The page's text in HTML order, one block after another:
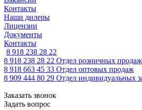
Контакты
Наши дилеры
Лицензии
Документы
Контакты
8 918 238 28 22
8 918 238 28 22 Отдел розничных продаж
8 918 663 45 33 Отдел оптовых продаж
8 909 444 80 29 Отдел индивидуальных
Заказать звонок
Задать вопрос